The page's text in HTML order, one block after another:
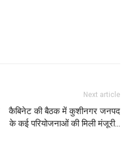
Next article
कैबिनेट की बैठक में कुशीनगर जनपद
के कई परियोजनाओं की मिली मंजूरी…